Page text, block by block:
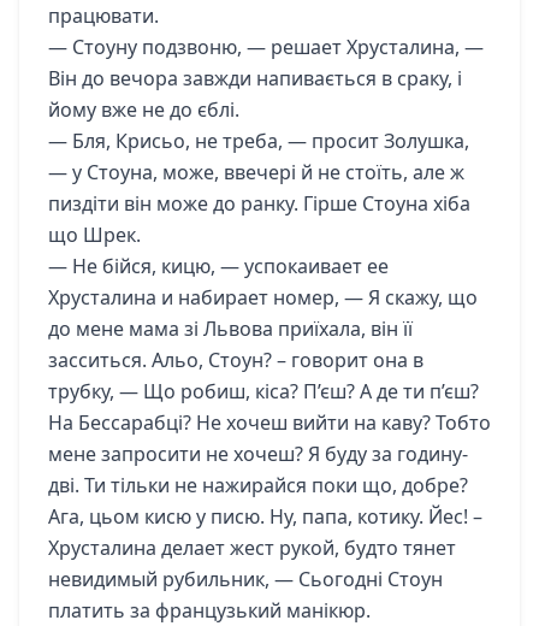
працювати.
— Стоуну подзвоню, — решает Хрусталина, —
Він до вечора завжди напивається в сраку, і
йому вже не до єблі.
— Бля, Крисьо, не треба, — просит Золушка,
— у Стоуна, може, ввечері й не стоїть, але ж
пиздіти він може до ранку. Гірше Стоуна хіба
що Шрек.
— Не бійся, кицю, — успокаивает ее
Хрусталина и набирает номер, — Я скажу, що
до мене мама зі Львова приїхала, він її
засситься. Альо, Стоун? – говорит она в
трубку, — Що робиш, кіса? П’єш? А де ти п’єш?
На Бессарабці? Не хочеш вийти на каву? Тобто
мене запросити не хочеш? Я буду за годину-
дві. Ти тільки не нажирайся поки що, добре?
Ага, цьом кисю у писю. Ну, папа, котику. Йес! –
Хрусталина делает жест рукой, будто тянет
невидимый рубильник, — Сьогодні Стоун
платить за французький манікюр.